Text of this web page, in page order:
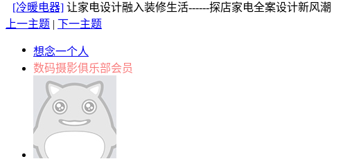
[冷暖电器] 让家电设计融入装修生活------探店家电全案设计新风潮
上一主题 | 下一主题
想念一个人
数码摄影俱乐部会员